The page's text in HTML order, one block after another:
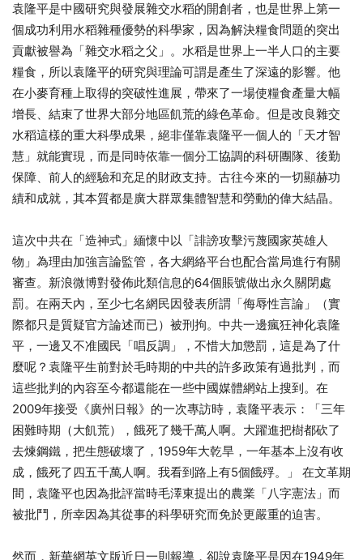
袁隆平是中國研究與發展雜交水稻的開創者，也是世界上第一
個成功利用水稻雜種優勢的科學家，因為解決糧食問題的突出
貢獻被譽為「雜交水稻之父」。水稻是世界上一半人口的主要
糧食，所以袁隆平的研究與理論可謂是產生了深遠的影響。他
在小麥育種上取得的突破性進展，帶來了一場使糧食產量大幅
增長、結束了世界大部分地區飢荒的綠色革命。但是改良雜交
水稻這樣的重大科學成果，絕非僅靠袁隆平一個人的「天才智
慧」就能實現，而是同時依靠一個分工協調的科研團隊、後勤
保障、前人的經驗和充足的財政支持。古往今來的一切顯赫功
績和成就，其本質都是廣大群眾集體智慧和勞動的偉大結晶。
這次中共在「造神式」緬懷中以「誹謗攻擊污蔑國家英雄人
物」為理由加強言論監管，各大網絡平台也配合當局進行有關
審查。新浪微博對發佈此類信息的64個賬號做出永久關閉處
罰。在兩天內，至少七名網民因發表所謂「侮辱性言論」（實
際都只是質疑官方論述而已）被刑拘。中共一邊瘋狂神化袁隆
平，一邊又不准國民「唱反調」，不惜大加懲罰，這是為了什
麼呢？袁隆平生前對於毛時期的中共的許多政策有過批判，而
這些批判的內容至今都還能在一些中國媒體網站上搜到。在
2009年接受《廣州日報》的一次專訪時，袁隆平表示：「三年
困難時期（大飢荒），餓死了幾千萬人啊。大躍進把樹都砍了
去煉鋼鐵，把生態破壞了，1959年大乾旱，一年基本上沒有收
成，餓死了四五千萬人啊。我看到路上有5個餓殍。」 在文革期
間，袁隆平也因為批評當時毛澤東提出的農業「八字憲法」而
被批鬥，所幸因為其從事的科學研究而免於更嚴重的迫害。
然而，新華網英文版近日一則報導，卻說袁隆平是因在1949年